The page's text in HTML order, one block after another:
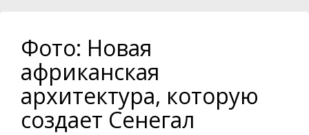
Фото: Новая
африканская
архитектура, которую
создает Сенегал